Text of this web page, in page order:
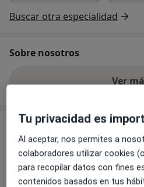
Buscar otra especialidad
Sobre nosotros
Ver
Consulta
Tu privacidad es
Al aceptar, nos permites a
colaboradores utilizar cookies
para recopilar datos con fines
contenidos basados en tus